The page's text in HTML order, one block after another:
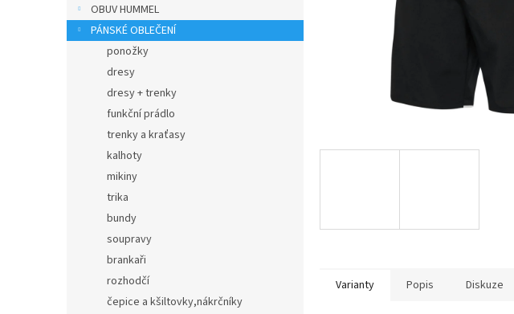
e
l
OBUV HUMMEL
PÁNSKÉ OBLEČENÍ
ponožky
dresy
dresy + trenky
funkční prádlo
trenky a kraťasy
kalhoty
mikiny
trika
bundy
soupravy
brankaři
rozhodčí
čepice a kšiltovky,nákrčníky
Varianty Popis Diskuze